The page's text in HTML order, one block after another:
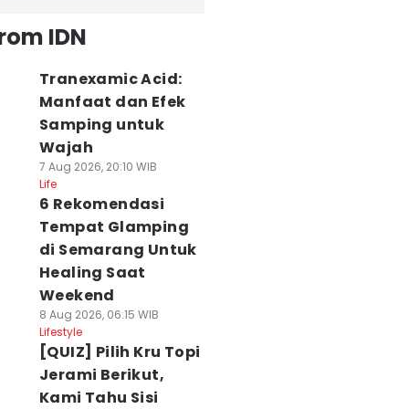
IDN
Tranexamic Acid:
Manfaat dan Efek
Samping untuk
Wajah
7 Aug 2026, 20:10 WIB
Life
6 Rekomendasi
Tempat Glamping
di Semarang Untuk
Healing Saat
Weekend
8 Aug 2026, 06:15 WIB
Lifestyle
[QUIZ] Pilih Kru Topi
Jerami Berikut,
Kami Tahu Sisi